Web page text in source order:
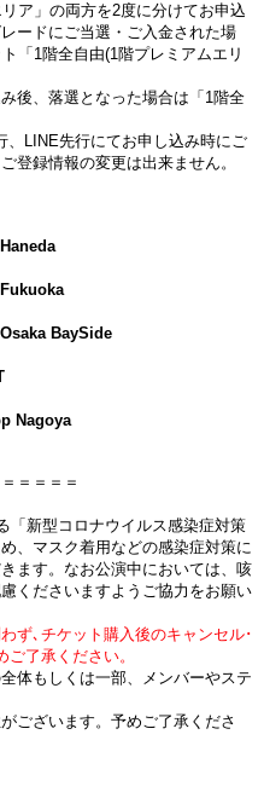
ア」の両方を2度に分けてお申込
ードにご当選・ご入金された場
「 1階全自由(1階プレミアムエリ
後、落選となった場合は「 1階全
LINE先行にてお申し込み時にご
登録情報の変更は出来ません。
BaySide
Nagoya
＝＝＝＝
「新型コロナウイルス感染症対策
、マスク着⽤などの感染症対策に
ます。なお公演中においては、咳
くださいますようご協⼒をお願い
ず､チケット購入後のキャンセル･
了承ください。
体もしくは一部、メンバーやステ
ございます。予めご了承くださ